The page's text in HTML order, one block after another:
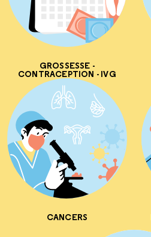
GROSSESSE -
CONTRACEPTION - IVG
CANCERS